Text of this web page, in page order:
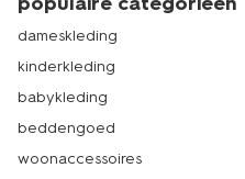
dameskleding
kinderkleding
babykleding
beddengoed
woonaccessoires